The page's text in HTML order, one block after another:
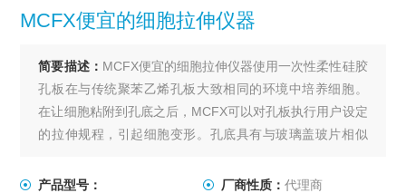
MCFX便宜的细胞拉伸仪器
简要描述： MCFX便宜的细胞拉伸仪器使用一次性柔性硅胶
孔板在与传统聚苯乙烯孔板大致相同的环境中培养细胞。
在让细胞粘附到孔底之后，MCFX可以对孔板执行用户设定
的拉伸规程，引起细胞变形。孔底具有与玻璃盖玻片相似
灭菌，并且系统适合在实验室培养箱中进行长期细胞培
产品型号： 厂商性质： 代理商